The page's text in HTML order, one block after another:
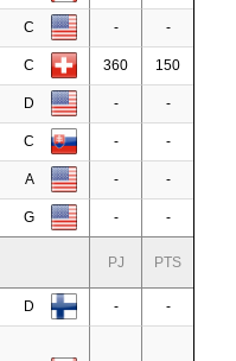
C - -
C 360 150
D - -
C - -
A - -
G - -
PJ PTS
D - -